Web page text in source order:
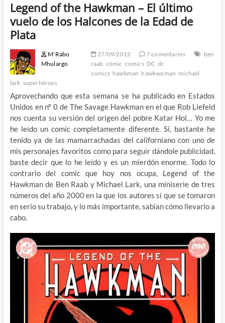
Legend of the Hawkman – El último
vuelo de los Halcones de la Edad de
Plata
M'Rabo
Mhulargo
27/09/2012 7 comentarios
ben
raab cómic comics DC dc
comics hawkman hawkwoman michael
lark superhéroes
Aprovechando que esta semana se ha publicado en Estados
Unidos en nº 0 de The Savage Hawkman en el que Rob Liefeld
nos cuenta su versión del origen del pobre Katar Hol… Yo me
he leído un comic completamente diferente. Si, bastante he
tenido ya de las mamarrachadas del californiano con uno de
mis personajes favoritos como para seguir dándole publicidad,
baste decir que lo he leído y es un mierdón enorme. Todo lo
contrario del comic que hoy nos ocupa, Legend of the
Hawkman de Ben Raab y Michael Lark, una miniserie de tres
números del año 2000 en la que los autores sí que se tomaron
en serio su trabajo, y lo más importante, sabían cómo llevarlo a
cabo.